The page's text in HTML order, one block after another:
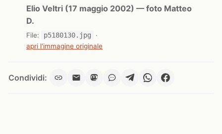
Elio Veltri (17 maggio 2002) — foto Matteo
D.
File: p5180130.jpg
·
apri l'immagine originale
Condividi: